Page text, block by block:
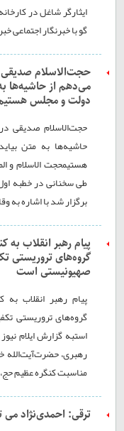
ایثارگر شاغل در
گو با خبرنگار اجتماعی
حجت‌الاسلام صدیقی
می‌دهم از حاشیه‌ها
دولت و مجلس
حجت‌الاسلام صدیقی
حاشیه‌ها به متن
هستیمحجت الاسلام و
طی سخنانی در خطبه
برگزار شد با اشاره به
پیام رهبر انقلاب
گروه‌های تروریستی
صهیونیستی است
پیام رهبر انقلاب
گروه‌های تروریستی
استبه گزارش ایلام
رهبری، حضرت‌آیت‌الله
مناسبت کنگره عظیم
ترقی: احمدی‌نژاد می